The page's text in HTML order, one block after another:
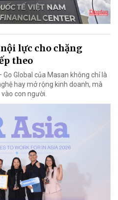
lực cho chặng
theo
Global của Masan không chỉ là
hay mở rộng kinh doanh, mà
con người.